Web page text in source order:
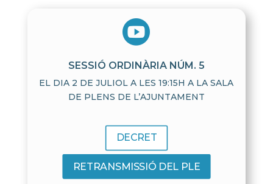

SESSIÓ ORDINÀRIA NÚM. 5
EL DIA 2 DE JULIOL A LES 19:15H A LA SALA
DE PLENS DE L’AJUNTAMENT
DECRET
RETRANSMISSIÓ DEL PLE